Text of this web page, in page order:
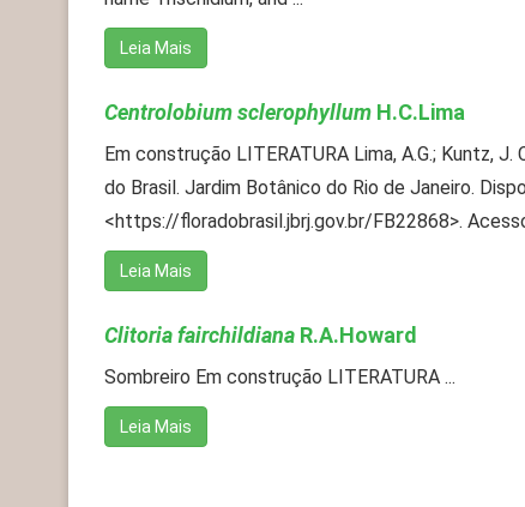
Leia Mais
Centrolobium sclerophyllum H.C.Lima
Em construção LITERATURA Lima, A.G.; Kuntz,
do Brasil. Jardim Botânico do Rio de Janeiro.
<https://floradobrasil.jbrj.gov.br/FB22868>.
Leia Mais
Clitoria fairchildiana R.A.Howard
Sombreiro Em construção LITERATURA ...
Leia Mais